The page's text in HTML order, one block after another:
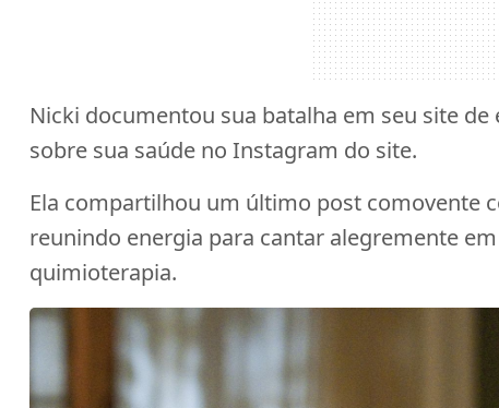
Nicki documentou sua batalha em seu site
sobre sua saúde no Instagram do site.
Ela compartilhou um último post comovente
reunindo energia para cantar alegremente
quimioterapia.